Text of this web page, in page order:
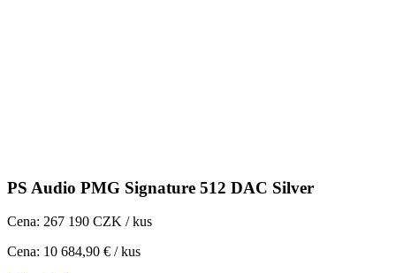
PS Audio PMG Signature 512 DAC Silver
Cena: 267 190 CZK / kus
Cena: 10 684,90 € / kus